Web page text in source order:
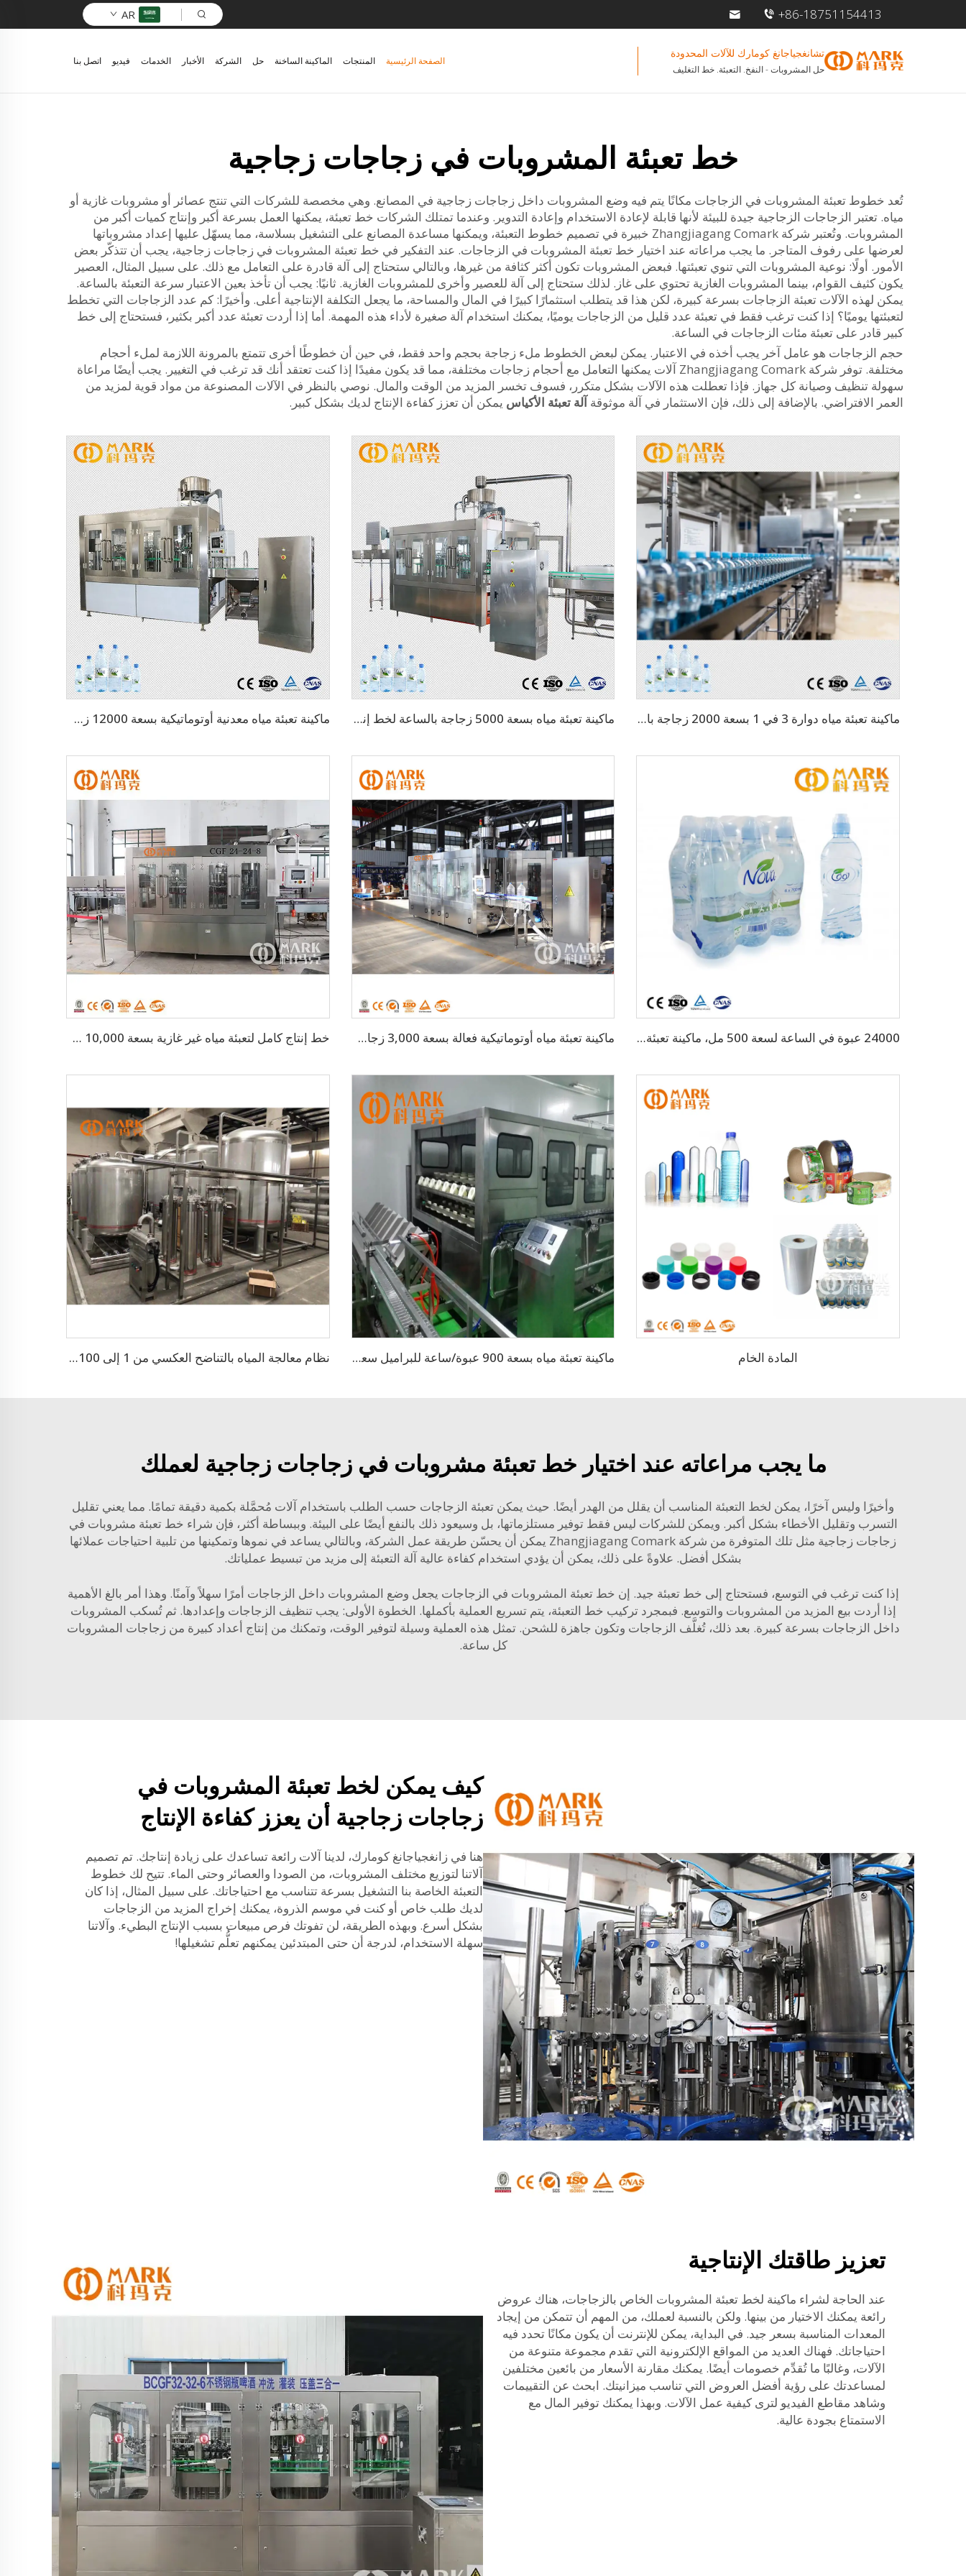
+86-18751154413
AR
تشانغجياجانغ كومارك للآلات المحدودة
حل المشروبات - النفخ. التعبئة. خط التغليف
الصفحة الرئيسية المنتجات الماكينة الساخنة حل الشركة الأخبار الخدمات فيديو اتصل بنا
خط تعبئة المشروبات في زجاجات زجاجية
تُعد خطوط تعبئة المشروبات في الزجاجات مكانًا يتم فيه وضع المشروبات داخل زجاجات زجاجية في المصانع. وهي مخصصة للشركات التي تنتج عصائر أو مشروبات غازية أو
مياه. تعتبر الزجاجات الزجاجية جيدة للبيئة لأنها قابلة لإعادة الاستخدام وإعادة التدوير. وعندما تمتلك الشركات خط تعبئة، يمكنها العمل بسرعة أكبر وإنتاج كميات أكبر من
المشروبات. وتُعتبر شركة Zhangjiagang Comark خبيرة في تصميم خطوط التعبئة، ويمكنها مساعدة المصانع على التشغيل بسلاسة، مما يسهّل عليها إعداد مشروباتها
لعرضها على رفوف المتاجر. ما يجب مراعاته عند اختيار خط تعبئة المشروبات في الزجاجات. عند التفكير في خط تعبئة المشروبات في زجاجات زجاجية، يجب أن تتذكّر بعض
الأمور. أولًا: نوعية المشروبات التي تنوي تعبئتها. فبعض المشروبات تكون أكثر كثافة من غيرها، وبالتالي ستحتاج إلى آلة قادرة على التعامل مع ذلك. على سبيل المثال، العصير
يكون كثيف القوام، بينما المشروبات الغازية تحتوي على غاز. لذلك ستحتاج إلى آلة للعصير وأخرى للمشروبات الغازية. ثانيًا: يجب أن تأخذ بعين الاعتبار سرعة التعبئة بالساعة.
يمكن لهذه الآلات تعبئة الزجاجات بسرعة كبيرة، لكن هذا قد يتطلب استثمارًا كبيرًا في المال والمساحة، ما يجعل التكلفة الإنتاجية أعلى. وأخيرًا: كم عدد الزجاجات التي تخطط
لتعبئتها يوميًا؟ إذا كنت ترغب فقط في تعبئة عدد قليل من الزجاجات يوميًا، يمكنك استخدام آلة صغيرة لأداء هذه المهمة. أما إذا أردت تعبئة عدد أكبر بكثير، فستحتاج إلى خط
كبير قادر على تعبئة مئات الزجاجات في الساعة.
حجم الزجاجات هو عامل آخر يجب أخذه في الاعتبار. يمكن لبعض الخطوط ملء زجاجة بحجم واحد فقط، في حين أن خطوطًا أخرى تتمتع بالمرونة اللازمة لملء أحجام
مختلفة. توفر شركة Zhangjiagang Comark آلات يمكنها التعامل مع أحجام زجاجات مختلفة، مما قد يكون مفيدًا إذا كنت تعتقد أنك قد ترغب في التغيير. يجب أيضًا مراعاة
سهولة تنظيف وصيانة كل جهاز. فإذا تعطلت هذه الآلات بشكل متكرر، فسوف تخسر المزيد من الوقت والمال. نوصي بالنظر في الآلات المصنوعة من مواد قوية لمزيد من
العمر الافتراضي. بالإضافة إلى ذلك، فإن الاستثمار في آلة موثوقة آلة تعبئة الأكياس يمكن أن تعزز كفاءة الإنتاج لديك بشكل كبير.
ماكينة تعبئة مياه دوارة 3 في 1 بسعة 2000 زجاجة بالساعة (CGF8-8-3) ماكينة تعبئة مياه بسعة 5000 زجاجة بالساعة لخط إنتاج المياه المعدنية بالكامل لزجاجات 500 مل ماكينة تعبئة مياه معدنية أوتوماتيكية بسعة 12000 زجاجة بالساعة (CGF24-24-8)
24000 عبوة في الساعة لسعة 500 مل، ماكينة تعبئة أوتوماتيكية بالكامل للمياه المعدنية الشرب (CGF-50-50-15) ماكينة تعبئة مياه أوتوماتيكية فعالة بسعة 3,000 زجاجة/ساعة للسعة 3-10 لتر خط إنتاج كامل لتعبئة مياه غير غازية بسعة 10,000 BPH
المادة الخام ماكينة تعبئة مياه بسعة 900 عبوة/ساعة للبراميل سعة 3-5 جالون نظام معالجة المياه بالتناضح العكسي من 1 إلى 100 طن
ما يجب مراعاته عند اختيار خط تعبئة مشروبات في زجاجات زجاجية لعملك
وأخيرًا وليس آخرًا، يمكن لخط التعبئة المناسب أن يقلل من الهدر أيضًا. حيث يمكن تعبئة الزجاجات حسب الطلب باستخدام آلات مُحمَّلة بكمية دقيقة تمامًا. مما يعني تقليل
التسرب وتقليل الأخطاء بشكل أكبر. ويمكن للشركات ليس فقط توفير مستلزماتها، بل وسيعود ذلك بالنفع أيضًا على البيئة. وببساطة أكثر، فإن شراء خط تعبئة مشروبات في
زجاجات زجاجية مثل تلك المتوفرة من شركة Zhangjiagang Comark يمكن أن يحسّن طريقة عمل الشركة، وبالتالي يساعد في نموها وتمكينها من تلبية احتياجات عملائها
بشكل أفضل. علاوةً على ذلك، يمكن أن يؤدي استخدام كفاءة عالية آلة التعبئة إلى مزيد من تبسيط عملياتك.
إذا كنت ترغب في التوسع، فستحتاج إلى خط تعبئة جيد. إن خط تعبئة المشروبات في الزجاجات يجعل وضع المشروبات داخل الزجاجات أمرًا سهلاً وآمنًا. وهذا أمر بالغ الأهمية
إذا أردت بيع المزيد من المشروبات والتوسع. فبمجرد تركيب خط التعبئة، يتم تسريع العملية بأكملها. الخطوة الأولى: يجب تنظيف الزجاجات وإعدادها. ثم تُسكب المشروبات
داخل الزجاجات بسرعة كبيرة. بعد ذلك، تُغلَّف الزجاجات وتكون جاهزة للشحن. تمثل هذه العملية وسيلة لتوفير الوقت، وتمكنك من إنتاج أعداد كبيرة من زجاجات المشروبات
كل ساعة.
كيف يمكن لخط تعبئة المشروبات في
زجاجات زجاجية أن يعزز كفاءة الإنتاج
هنا في زانغجياجانغ كومارك، لدينا آلات رائعة تساعدك على زيادة إنتاجك. تم تصميم
آلاتنا لتوزيع مختلف المشروبات، من الصودا والعصائر وحتى الماء. تتيح لك خطوط
التعبئة الخاصة بنا التشغيل بسرعة تتناسب مع احتياجاتك. على سبيل المثال، إذا كان
لديك طلب خاص أو كنت في موسم الذروة، يمكنك إخراج المزيد من الزجاجات
بشكل أسرع. وبهذه الطريقة، لن تفوتك فرص مبيعات بسبب الإنتاج البطيء. وآلاتنا
سهلة الاستخدام، لدرجة أن حتى المبتدئين يمكنهم تعلُّم تشغيلها!
تعزيز طاقتك الإنتاجية
عند الحاجة لشراء ماكينة لخط تعبئة المشروبات الخاص بالزجاجات، هناك عروض
رائعة يمكنك الاختيار من بينها. ولكن بالنسبة لعملك، من المهم أن تتمكن من إيجاد
المعدات المناسبة بسعر جيد. في البداية، يمكن للإنترنت أن يكون مكانًا تحدد فيه
احتياجاتك. فهناك العديد من المواقع الإلكترونية التي تقدم مجموعة متنوعة من
الآلات، وغالبًا ما تُقدِّم خصومات أيضًا. يمكنك مقارنة الأسعار من بائعين مختلفين
لمساعدتك على رؤية أفضل العروض التي تناسب ميزانيتك. ابحث عن التقييمات
وشاهد مقاطع الفيديو لترى كيفية عمل الآلات. وبهذا يمكنك توفير المال مع
الاستمتاع بجودة عالية.